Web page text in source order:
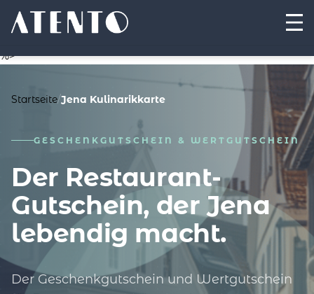
%>
Startseite/Jena Kulinarikkarte
GESCHENKGUTSCHEIN & WERTGUTSCHEIN
Der Restaurant-
Gutschein, der Jena
lebendig macht.
Der Geschenkgutschein und Wertgutschein